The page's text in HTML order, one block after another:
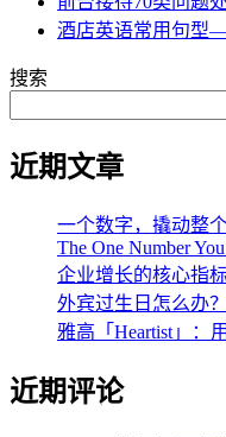
酒店英语常用句型
搜索
近期文章
一个数字，撬动整
The One Number
企业增长的核心指
外宾过生日怎么办
雅高「Heartist」：
近期评论